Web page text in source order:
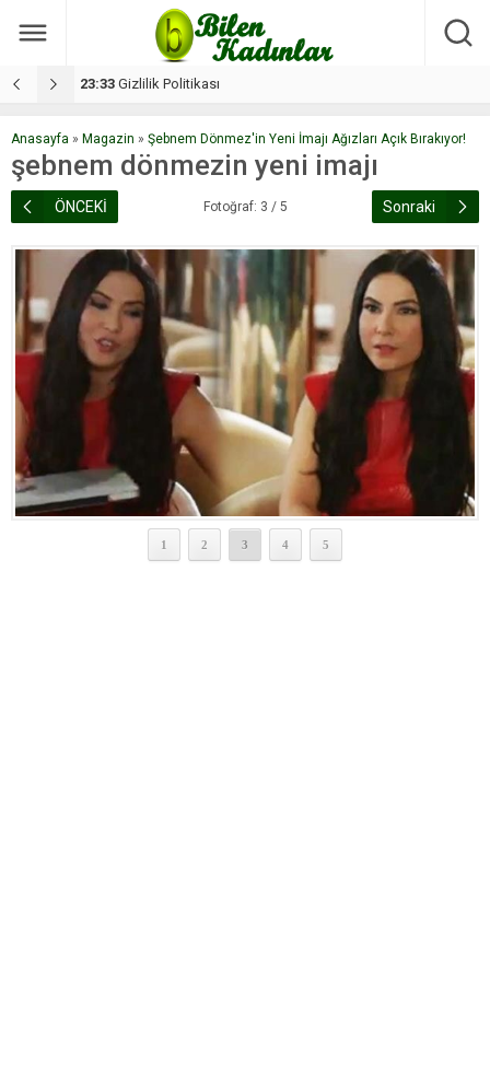
17:08 Dilan, düğününe 5 gün kala hayatını kaybetti
Anasayfa » Magazin » Şebnem Dönmez'in Yeni İmajı Ağızları Açık Bırakıyor!
şebnem dönmezin yeni imajı
ÖNCEKİ Fotoğraf: 3 / 5 Sonraki
1 2 3 4 5